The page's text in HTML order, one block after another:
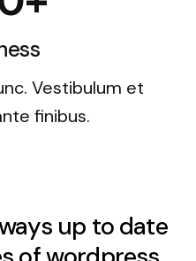
Vestibulum et
finibus.
up to date